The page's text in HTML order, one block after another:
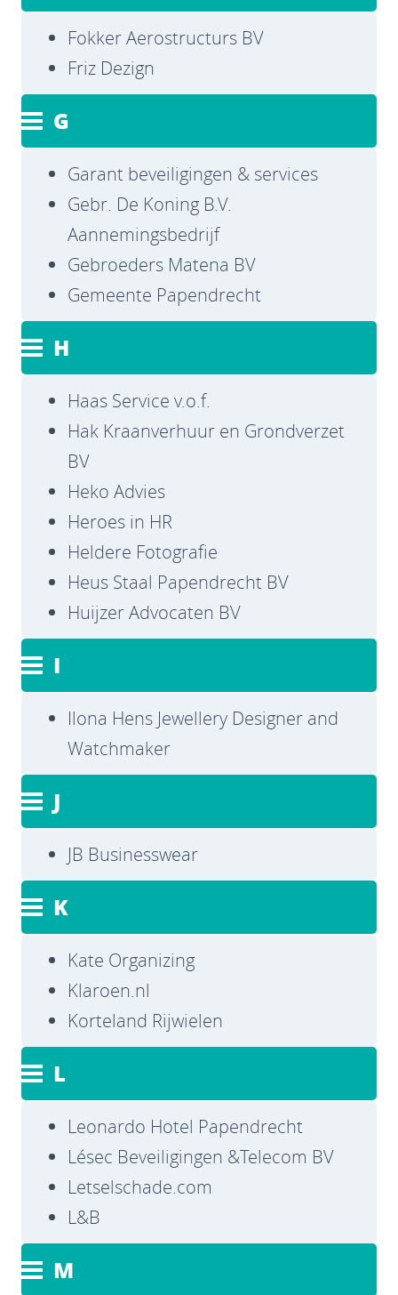
Fokker Aerostructurs BV
Friz Dezign
G
Garant beveiligingen & services
Gebr. De Koning B.V.
Aannemingsbedrijf
Gebroeders Matena BV
Gemeente Papendrecht
H
Haas Service v.o.f.
Hak Kraanverhuur en Grondverzet
BV
Heko Advies
Heroes in HR
Heldere Fotografie
Heus Staal Papendrecht BV
Huijzer Advocaten BV
I
Ilona Hens Jewellery Designer and
Watchmaker
J
JB Businesswear
K
Kate Organizing
Klaroen.nl
Korteland Rijwielen
L
Leonardo Hotel Papendrecht
Lésec Beveiligingen &Telecom BV
Letselschade.com
L&B
M